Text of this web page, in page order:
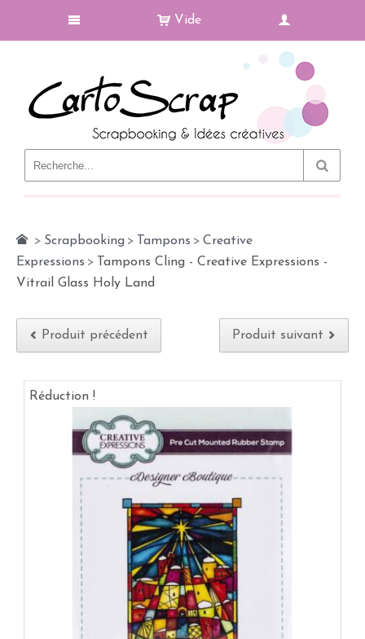
Vide
> Scrapbooking > Tampons > Creative
Expressions >
Tampons Cling - Creative Expressions -
Vitrail Glass Holy Land
Produit précédent Produit suivant
Réduction !